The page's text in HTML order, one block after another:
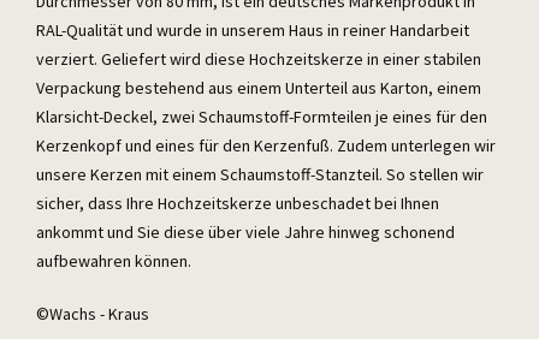
RAL-Qualität und wurde in unserem Haus in reiner Handarbeit
verziert. Geliefert wird diese Hochzeitskerze in einer stabilen
Verpackung bestehend aus einem Unterteil aus Karton, einem
Klarsicht-Deckel, zwei Schaumstoff-Formteilen je eines für den
Kerzenkopf und eines für den Kerzenfuß. Zudem unterlegen wir
unsere Kerzen mit einem Schaumstoff-Stanzteil. So stellen wir
sicher, dass Ihre Hochzeitskerze unbeschadet bei Ihnen
ankommt und Sie diese über viele Jahre hinweg schonend
aufbewahren können.
©Wachs - Kraus